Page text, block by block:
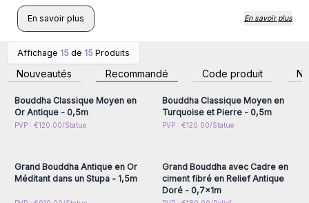
⚠️ Important : Ce produit nécessite un envoi sur palette,
entraînant des frais de transport supplémentaires. Pour
connaître le coût de la livraison avant de passer commande,
vous pouvez nous contacter par e-mail. :aide@awartisan.fr
Si vous passez directement votre commande, nous vous
contacterons avant l'expédition pour vous communiquer le
montant des frais de transport et obtenir votre validation.
En savoir plus En savoir plus
Affichage 15 de 15 Produits
Nouveautés Recommandé Code produit
Connectez-vous ou
inscrivez-vous pour
accéder aux prix de gros
Bouddha Classique Moyen en
Or Antique - 0,5m
PVP : €120.00/Statue
inscrivez-vous pour
accéder aux prix de gros
Bouddha Classique Moyen en
Turquoise et Pierre - 0,5m
PVP : €120.00/Statue
Connectez-vous ou
Grand Bouddha Antique en Or
Méditant dans un Stupa - 1,5m
Connectez-vous ou
Grand Bouddha avec Cadre en
ciment fibré en Relief Antique
Doré - 0,7x1m